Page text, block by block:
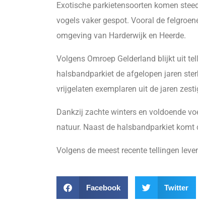
Exotische parkietensoorten komen
vogels vaker gespot. Vooral de
omgeving van Harderwijk en Heerde.
Volgens Omroep Gelderland blijkt uit
halsbandparkiet de afgelopen jaren
vrijgelaten exemplaren uit de jaren
Dankzij zachte winters en voldoende
natuur. Naast de halsbandparkiet komt
Volgens de meest recente tellingen
Facebook Twitter